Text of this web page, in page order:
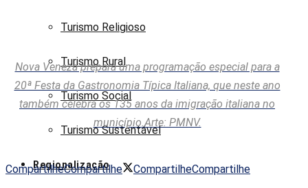
Turismo Religioso
Turismo Rural
Turismo Social
Turismo Sustentável
Regionalização
Nova Veneza prepara uma programação especial para a
20ª Festa da Gastronomia Típica Italiana, que neste ano
também celebra os 135 anos da imigração italiana no
município.Arte: PMNV.
CompartilheCompartilhe CompartilheCompartilhe